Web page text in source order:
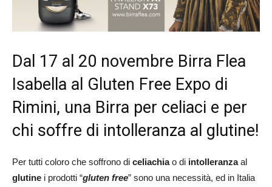
Dal 17 al 20 novembre Birra Flea
Isabella al Gluten Free Expo di
Rimini, una Birra per celiaci e per
chi soffre di intolleranza al glutine!
Per tutti coloro che soffrono di celiachiao di intolleranzaal
glutine i prodotti “gluten free” sono una necessità, ed in Italia